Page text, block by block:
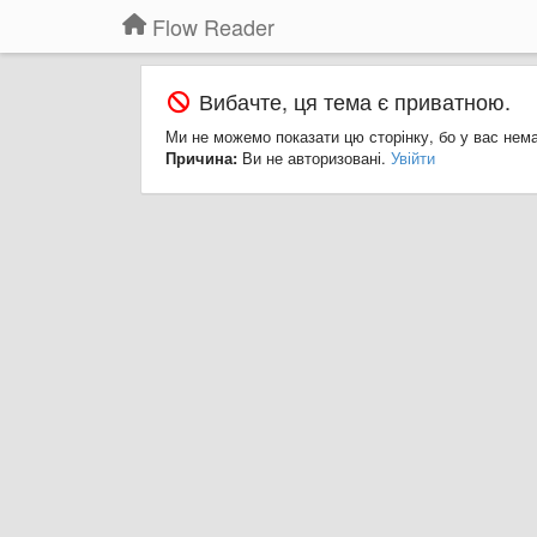
Flow Reader
Вибачте, ця тема є приватною.
Ми не можемо показати цю сторінку, бо у вас
Причина: Ви не авторизовані. Увійти